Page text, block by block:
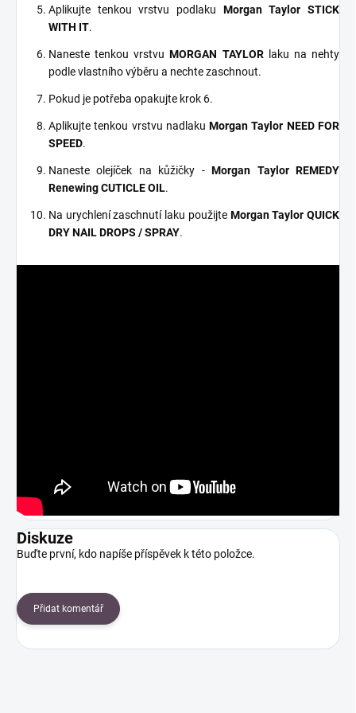
Aplikujte tenkou vrstvu podlaku Morgan Taylor STICK
WITH IT.
Naneste tenkou vrstvuMORGAN TAYLORlaku na nehty
podle vlastního výběru a nechte zaschnout.
Pokud je potřeba opakujte krok 6.
Aplikujte tenkou vrstvu nadlakuMorgan Taylor NEED FOR
SPEED.
Naneste olejíček na kůžičky -Morgan Taylor REMEDY
Renewing CUTICLE OIL.
Na urychlení zaschnutí laku použijte Morgan Taylor QUICK
DRY NAIL DROPS / SPRAY.
Diskuze
Buďte první, kdo napíše příspěvek k této položce.
Přidat komentář